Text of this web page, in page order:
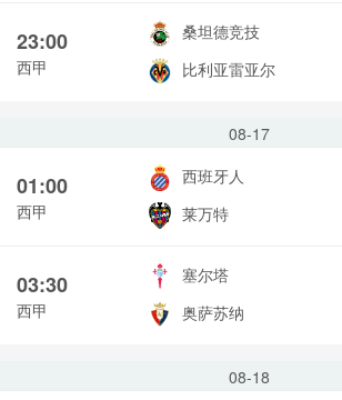
23:00
西甲
桑坦德竞技
比利亚雷亚尔
08-17
01:00
西甲
西班牙人
莱万特
03:30
西甲
塞尔塔
奥萨苏纳
08-18